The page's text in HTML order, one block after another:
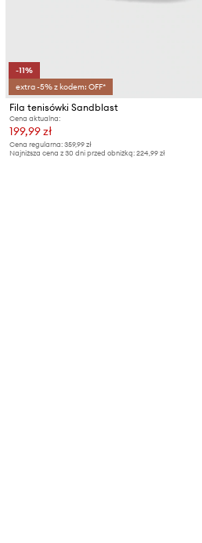
-11%
extra -5% z kodem: OFF*
Fila tenisówki Sandblast
Cena aktualna:
199,99 zł
Cena regularna: 359,99 zł
Najniższa cena z 30 dni przed obniżką: 224,99 zł